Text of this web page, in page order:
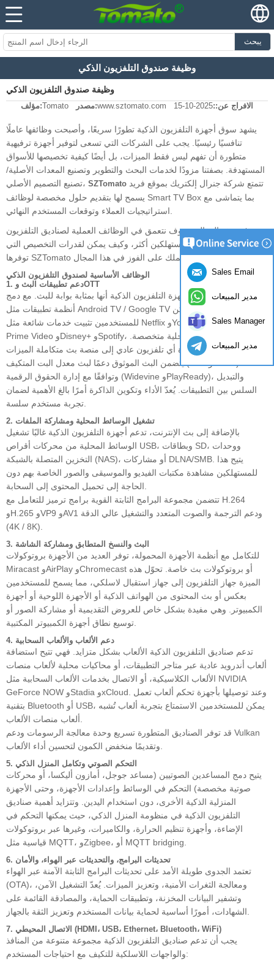
يبحث
وظيفة صندوق التلفزيون الذكي
وظيفة صندوق التلفزيون الذكي
مؤلف:Tomato مصدر:www.sztomato.com الافراج عن::2025-10-15
يشهد سوق أجهزة التلفزيون الذكية تطورًا سريعًا، وأصبحت وظائفها عاملًا
تنافسيًا رئيسيًا. يجب على الشركات التي تسعى لتوفير أجهزة ترفيهية
متطورة أن تفهم ليس فقط الميزات، بل أيضًا كيفية تخصيصها للأسواق
المستهدفة. بصفتنا مزودًا لخدمات البحث والتطوير وتصنيع المعدات الأصلية/
تصنيع التصميم الأصلي، SZTomato تتمتع شركة جنرال إلكتريك بموقع فريد
يسمح لها بتقديم حلول مخصصة لوظائف Smart TV Box بما يتماشى مع
في هذه المقالة، سوف نتعمق في الوظائف العملية لصناديق التلفزيون
الذكية، وما يهم المستهلكين أكثر، وكيف يمكن لقدرات التخصيص التي
توفرها SZTomato أن تساعد عملك على الفوز في هذا المجال.
الوظائف الأساسية لصندوق التلفزيون الذكي
1. دعم تطبيقات البث وOTT
من أهم وظائف أجهزة التلفزيون الذكية أنها بمثابة بوابة للبث. مع دمج
أنظمة تطبيقات مثل Android TV / Google TV أو منصات مخصصة، يمكن
للمستخدمين تثبيت خدمات شائعة مثل Netflix وYouTube وAmazon
Prime Video وDisney+ وSpotify، بالإضافة إلى تطبيقات محلية متخصصة.
تحوّل هذه الأجهزة أي تلفزيون عادي إلى منصة بث متكاملة الميزات.
يتضمن البث الموثوق دعمًا لبث معدل البت المتكيف (HLS وDASH)،
وتوافقًا مع إدارة الحقوق الرقمية (Widevine وPlayReady)، والتبديل
السلس بين التطبيقات. يُعدّ الأداء وتكوين الذاكرة أمرًا بالغ الأهمية لضمان
2. تشغيل الوسائط المحلية ومشاركة الملفات
بالإضافة إلى بث الإنترنت، تدعم أجهزة التلفزيون الذكية غالبًا تشغيل
الوسائط المحلية من محركات أقراص USB، وبطاقات SD، ووحدات
التخزين المتصلة بالشبكة (NAS)، أو مشاركات DLNA/SMB. يتيح هذا
للمستهلكين مشاهدة مكتبات الفيديو والموسيقى والصور الخاصة بهم دون
تتضمن مجموعة البرامج الثابتة القوية برامج ترميز للتعامل مع H.264
وH.265 وVP9 وAV1 ودعم الترجمة والصوت المتعدد والتشغيل عالي الدقة
(4K / 8K).
3. البث والنسخ المتطابق ومشاركة الشاشة
للتكامل مع أنظمة الأجهزة المحمولة، توفر العديد من الأجهزة بروتوكولات
Miracast وAirPlay وChromecast أو بروتوكولات بث خاصة. تحوّل هذه
الميزة جهاز التلفزيون إلى جهاز استقبال لاسلكي، مما يسمح للمستخدمين
بعكس أو بث المحتوى من الهواتف الذكية أو الأجهزة اللوحية أو أجهزة
الكمبيوتر. وهي مفيدة بشكل خاص للعروض التقديمية أو مشاركة الصور أو
4. دعم الألعاب والألعاب السحابية
تدعم صناديق التلفزيون الذكية الألعاب بشكل متزايد. فهي تتيح استضافة
ألعاب أندرويد عادية عبر متاجر التطبيقات، أو محاكيات محلية لألعاب منصات
الألعاب الكلاسيكية، أو الاتصال بخدمات الألعاب السحابية مثل NVIDIA
GeForce NOW وStadia وxCloud. وعند توصيلها بأجهزة تحكم ألعاب تعمل
بتقنية Bluetooth أو USB، يمكن للمستخدمين الاستمتاع بتجربة ألعاب تُشبه
قد توفر الصناديق المتطورة تسريع وحدة معالجة الرسومات ودعم Vulkan
5. التحكم الصوتي وتكامل المنزل الذكي
يتيح دمج المساعدين الصوتيين (مساعد جوجل، أمازون أليكسا، أو محركات
صوتية مخصصة) التحكم في الوسائط وإعدادات الأجهزة، وحتى الأجهزة
المنزلية الذكية الأخرى، دون استخدام اليدين. وتتزايد أهمية صناديق
التلفزيون الذكية في منظومة المنزل الذكي، حيث يمكنها التحكم في
الإضاءة، وأجهزة تنظيم الحرارة، والكاميرات، وغيرها عبر بروتوكولات
قياسية مثل MQTT، وZigbee، أو MQTT bridging.
6. تحديثات البرامج، والتحديثات عبر الهواء، والأمان
تعتمد الجدوى طويلة الأمد على تحديثات البرامج الثابتة الآمنة عبر الهواء
(OTA)، ومعالجة الثغرات الأمنية، وتعزيز الميزات. يُعدّ التشغيل الآمن،
وتشفير البيانات المخزنة، وتطبيقات الحماية، والمصادقة القائمة على
7. الاتصال المحيطي (HDMI، USB، Ethernet، Bluetooth، WiFi)
يجب أن تدعم صناديق التلفزيون الذكية مجموعة متنوعة من المنافذ
والواجهات اللاسلكية للتكيف مع احتياجات المستخدم:
Sales Email
مدير المبيعات
Sales Manager
مدير المبيعات